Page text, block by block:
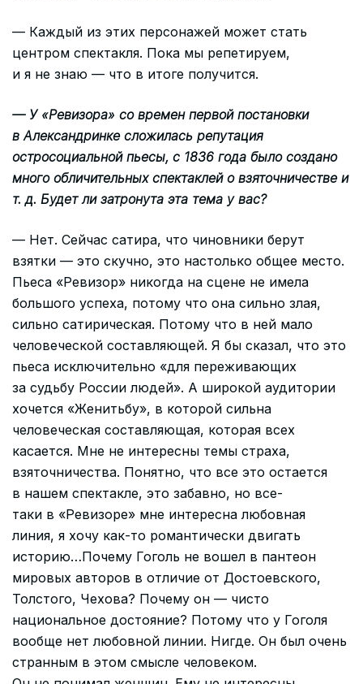
— Каждый из этих персонажей может стать
центром спектакля. Пока мы репетируем,
и я не знаю — что в итоге получится.
— У «Ревизора» со времен первой постановки
в Александринке сложилась репутация
остросоциальной пьесы, с 1836 года было создано
много обличительных спектаклей о взяточничестве и
т. д. Будет ли затронута эта тема у вас?
— Нет. Сейчас сатира, что чиновники берут
взятки — это скучно, это настолько общее место.
Пьеса «Ревизор» никогда на сцене не имела
большого успеха, потому что она сильно злая,
сильно сатирическая. Потому что в ней мало
человеческой составляющей. Я бы сказал, что это
пьеса исключительно «для переживающих
за судьбу России людей». А широкой аудитории
хочется «Женитьбу», в которой сильна
человеческая составляющая, которая всех
касается. Мне не интересны темы страха,
взяточничества. Понятно, что все это остается
в нашем спектакле, это забавно, но все-
таки в «Ревизоре» мне интересна любовная
линия, я хочу как-то романтически двигать
историю…Почему Гоголь не вошел в пантеон
мировых авторов в отличие от Достоевского,
Толстого, Чехова? Почему он — чисто
национальное достояние? Потому что у Гоголя
вообще нет любовной линии. Нигде. Он был очень
странным в этом смысле человеком.